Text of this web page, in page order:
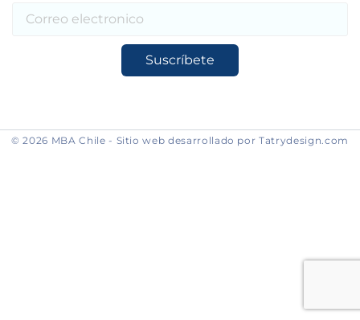
Suscríbete
© 2026 MBA Chile - Sitio web desarrollado por Tatrydesign.com